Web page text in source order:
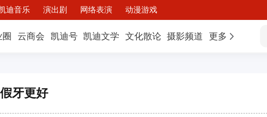
迪音乐 演出剧 网络表演 动漫游戏
圈 云商会 凯迪号 凯迪文学 文化散论 摄影频道 更多
牙更好